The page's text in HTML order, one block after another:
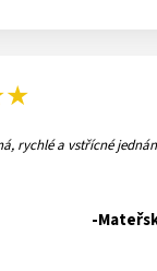
rychlé a vstřícné
-